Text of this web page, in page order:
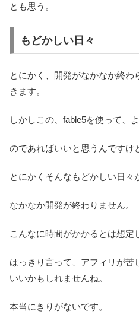
とも思う。
もどかしい日々
とにかく、開発がなかなか終
きます。
しかしこの、fable5を使って、
のであればいいと思うんですけ
とにかくそんなもどかしい日々
なかなか開発が終わりません。
こんなに時間がかかるとは想定
はっきり言って、アフィリが苦
いいかもしれませんね。
本当にきりがないです。